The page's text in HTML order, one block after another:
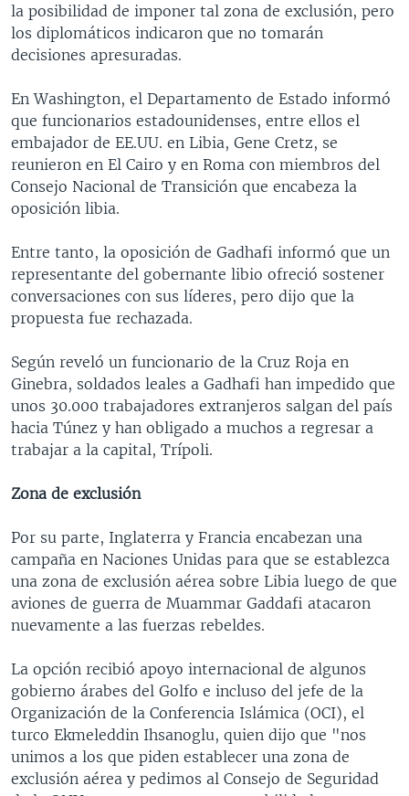
la posibilidad de imponer tal zona de exclusión, pero
los diplomáticos indicaron que no tomarán
decisiones apresuradas.
En Washington, el Departamento de Estado informó
que funcionarios estadounidenses, entre ellos el
embajador de EE.UU. en Libia, Gene Cretz, se
reunieron en El Cairo y en Roma con miembros del
Consejo Nacional de Transición que encabeza la
oposición libia.
Entre tanto, la oposición de Gadhafi informó que un
representante del gobernante libio ofreció sostener
conversaciones con sus líderes, pero dijo que la
propuesta fue rechazada.
Según reveló un funcionario de la Cruz Roja en
Ginebra, soldados leales a Gadhafi han impedido que
unos 30.000 trabajadores extranjeros salgan del país
hacia Túnez y han obligado a muchos a regresar a
trabajar a la capital, Trípoli.
Zona de exclusión
Por su parte, Inglaterra y Francia encabezan una
campaña en Naciones Unidas para que se establezca
una zona de exclusión aérea sobre Libia luego de que
aviones de guerra de Muammar Gaddafi atacaron
nuevamente a las fuerzas rebeldes.
La opción recibió apoyo internacional de algunos
gobierno árabes del Golfo e incluso del jefe de la
Organización de la Conferencia Islámica (OCI), el
turco Ekmeleddin Ihsanoglu, quien dijo que "nos
unimos a los que piden establecer una zona de
exclusión aérea y pedimos al Consejo de Seguridad